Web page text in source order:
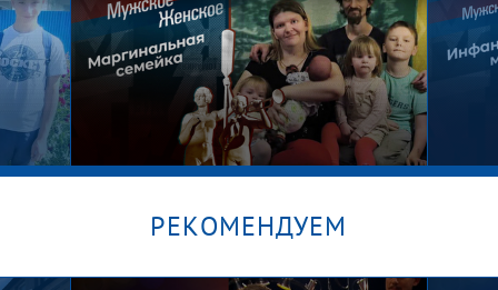
РЕКОМЕНДУЕМ